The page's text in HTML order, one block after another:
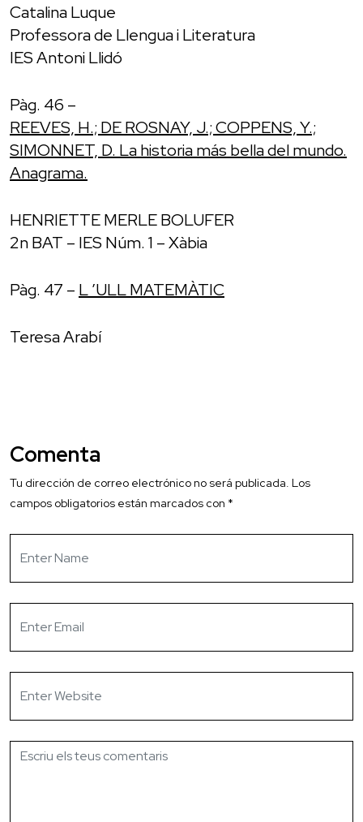
Catalina Luque
Professora de Llengua i Literatura
IES Antoni Llidó
Pàg. 46 –
REEVES, H.; DE ROSNAY, J.; COPPENS, Y.;
SIMONNET, D. La historia más bella del mundo.
Anagrama.
HENRIETTE MERLE BOLUFER
2n BAT – IES Núm. 1 – Xàbia
Pàg. 47 – L ’ULL MATEMÀTIC
Teresa Arabí
Comenta
Tu dirección de correo electrónico no será publicada. Los
campos obligatorios están marcados con *